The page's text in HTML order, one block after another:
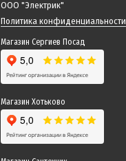
ООО "Электрик"
Политика конфиденциальности
Магазин Сергиев Посад
Магазин Хотьково